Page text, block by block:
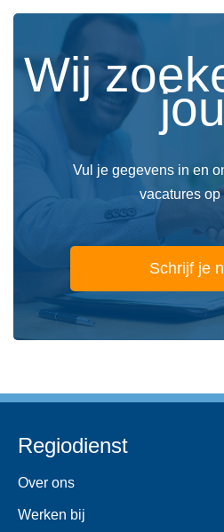
Wij
Vul je gegevens in en
vacatures op
Schrijf je
Regiodienst
Over ons
Werken bij